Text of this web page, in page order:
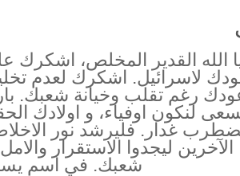
الله القدير المخلص، اشكرك
لاسرائيل. اشكرك لعدم
رغم تقلب وخيانة شعبك.
لنكون اوفياء، و اولادك
غدار. فليرشد نور
الآخرين ليجدوا الاستقرار
شعبك. في اسم